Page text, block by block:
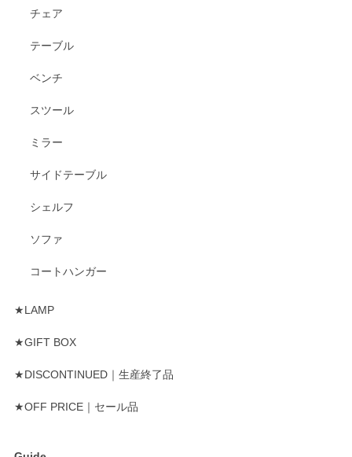
チェア
テーブル
ベンチ
スツール
ミラー
サイドテーブル
シェルフ
ソファ
コートハンガー
★LAMP
★GIFT BOX
★DISCONTINUED｜生産終了品
★OFF PRICE｜セール品